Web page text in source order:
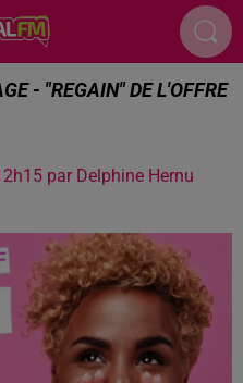
- "REGAIN" DE L'OFFRE
par Delphine Hernu